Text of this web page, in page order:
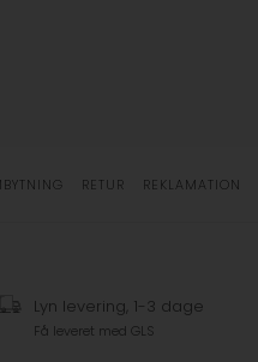
RETUR REKLAMATION
Lyn levering, 1-3 dage
Få leveret med GLS